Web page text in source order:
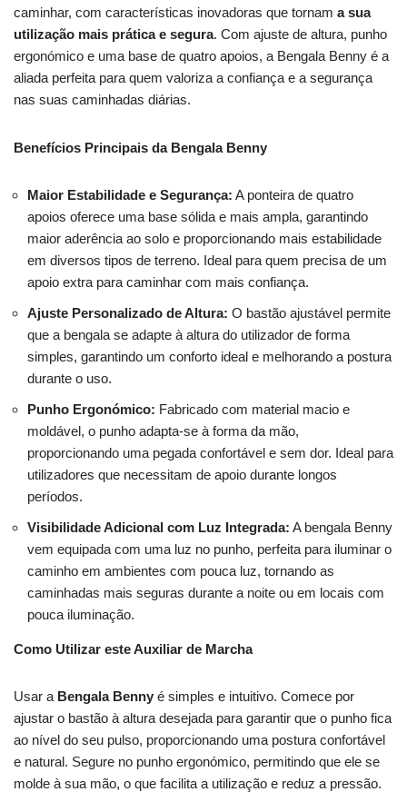
caminhar, com características inovadoras que tornam a sua
utilização mais prática e segura. Com ajuste de altura, punho
ergonómico e uma base de quatro apoios, a Bengala Benny é a
aliada perfeita para quem valoriza a confiança e a segurança
nas suas caminhadas diárias.
Benefícios Principais da Bengala Benny
Maior Estabilidade e Segurança: A ponteira de quatro
apoios oferece uma base sólida e mais ampla, garantindo
maior aderência ao solo e proporcionando mais estabilidade
em diversos tipos de terreno. Ideal para quem precisa de um
apoio extra para caminhar com mais confiança.
Ajuste Personalizado de Altura: O bastão ajustável permite
que a bengala se adapte à altura do utilizador de forma
simples, garantindo um conforto ideal e melhorando a postura
durante o uso.
Punho Ergonómico: Fabricado com material macio e
moldável, o punho adapta-se à forma da mão,
proporcionando uma pegada confortável e sem dor. Ideal para
utilizadores que necessitam de apoio durante longos
períodos.
Visibilidade Adicional com Luz Integrada: A bengala Benny
vem equipada com uma luz no punho, perfeita para iluminar o
caminho em ambientes com pouca luz, tornando as
caminhadas mais seguras durante a noite ou em locais com
pouca iluminação.
Como Utilizar este Auxiliar de Marcha
Usar a Bengala Benny é simples e intuitivo. Comece por
ajustar o bastão à altura desejada para garantir que o punho fica
ao nível do seu pulso, proporcionando uma postura confortável
e natural. Segure no punho ergonómico, permitindo que ele se
molde à sua mão, o que facilita a utilização e reduz a pressão.